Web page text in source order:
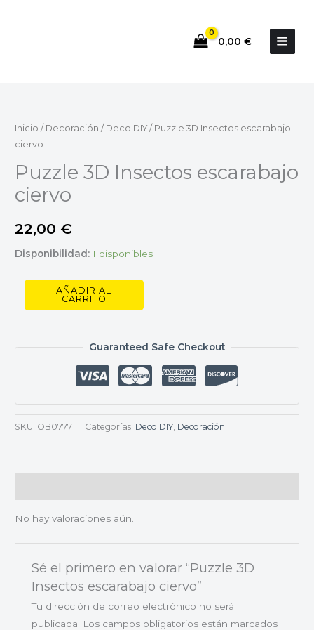
0,00 €
Inicio / Decoración / Deco DIY/ Puzzle 3D Insectos escarabajo
ciervo
Puzzle 3D Insectos escarabajo
ciervo
22,00 €
Disponibilidad: 1 disponibles
Insectos
escarabajo
cantidad
AÑADIR AL
CARRITO
Guaranteed Safe Checkout
SKU: OB0777 Categorías: Deco DIY, Decoración
No hay valoraciones aún.
Sé el primero en valorar “Puzzle 3D
Insectos escarabajo ciervo”
Tu dirección de correo electrónico no será
publicada.
Los campos obligatorios están marcados